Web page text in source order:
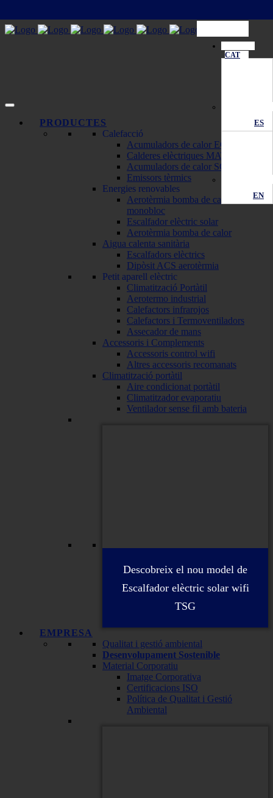
CAT
ES
EN
PRODUCTES
Calefacció
Acumuladors de calor ECOMBI
Calderes elèctriques MATTIRA
Acumuladors de calor SOLAR
Emissors tèrmics
Energies renovables
Aerotèrmia bomba de calor
monobloc
Escalfador elèctric solar
Aerotèrmia bomba de calor
Aigua calenta sanitària
Escalfadors elèctrics
Dipòsit ACS aerotèrmia
Petit aparell elèctric
Climatització Portàtil
Aerotermo industrial
Calefactors infrarojos
Calefactors i Termoventiladors
Assecador de mans
Accessoris i Complements
Accessoris control wifi
Altres accessoris recomanats
Climatització portàtil
Aire condicionat portàtil
Climatitzador evaporatiu
Ventilador sense fil amb bateria
Descobreix el nou model de
Escalfador elèctric solar wifi
TSG
EMPRESA
Qualitat i gestió ambiental
Desenvolupament Sostenible
Material Corporatiu
Imatge Corporativa
Certificacions ISO
Política de Qualitat i Gestió
Ambiental